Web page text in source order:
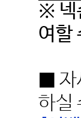
※ 넥
여할
■ 자
하실